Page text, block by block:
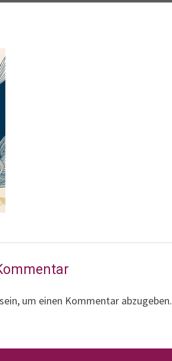
sein, um einen Kommentar abzugeben.